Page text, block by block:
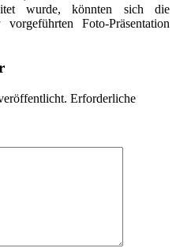
wurde, könnten sich die
Foto-Präsentation
Erforderliche